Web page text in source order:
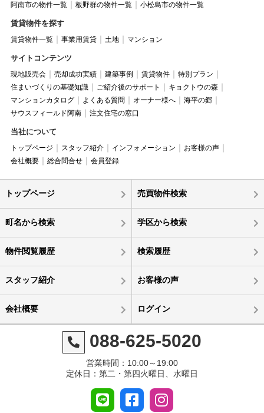
阿南市の物件一覧
板野群の物件一覧 小松島市の物件一覧
賃貸物件を探す
賃貸物件一覧 事業用賃貸 土地 マンション
サイトコンテンツ
現地販売会 売却成功実績 建築事例 賃貸物件
特別プラン
住まいづくりの基礎知識
ご紹介後のサポート
キョクトウの森
マンションカタログ
よくある質問 オーナー様へ
海平の郷
サウスフィールド阿南
注文住宅の窓口
当社について
トップページ スタッフ紹介 インフォメーション
お客様の声
会社概要
総合問合せ 会員登録
トップページ 売買物件検索
町名から検索 学区から検索
物件閲覧履歴 検索履歴
スタッフ紹介 お客様の声
会社概要 ログイン
088-625-5020
営業時間：10:00～19:00
定休日：第二・第四火曜日、水曜日